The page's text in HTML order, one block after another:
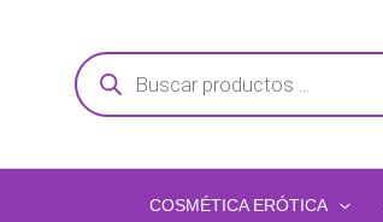
contenido
Búsqueda
de
productos
COSMÉTICA ERÓTICA